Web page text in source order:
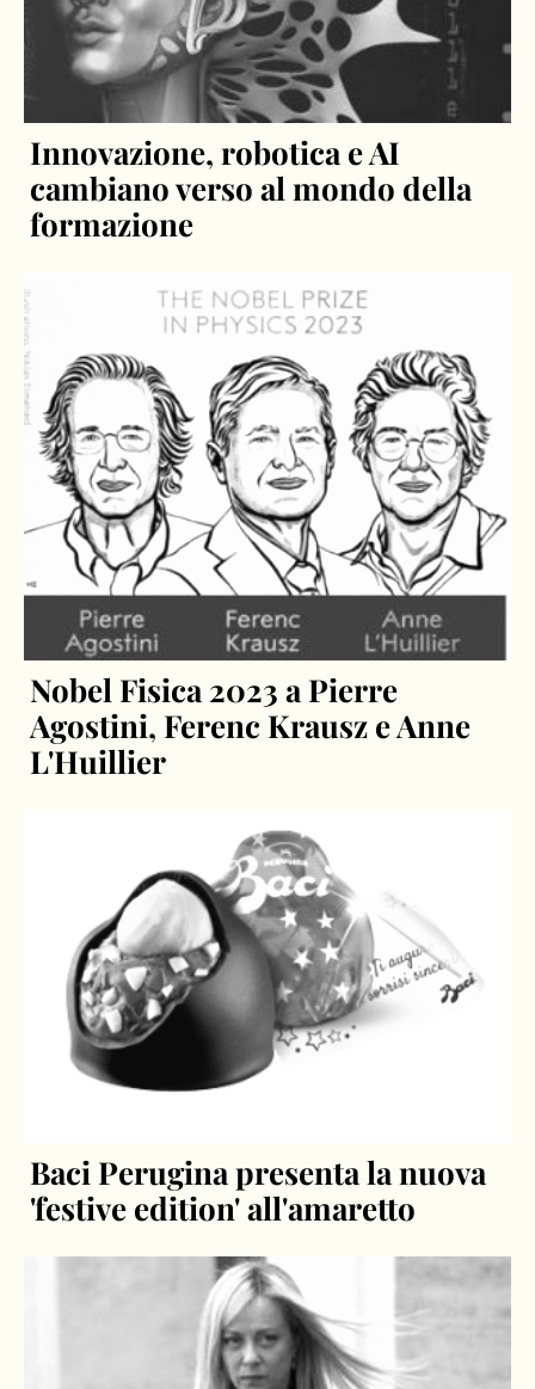
Innovazione, robotica e AI
cambiano verso al mondo della
formazione
Nobel Fisica 2023 a Pierre
Agostini, Ferenc Krausz e Anne
L'Huillier
Baci Perugina presenta la nuova
'festive edition' all'amaretto